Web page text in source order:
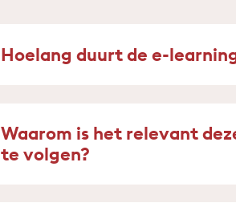
Hoelang duurt de e-
Waarom is het relevant
te volgen?